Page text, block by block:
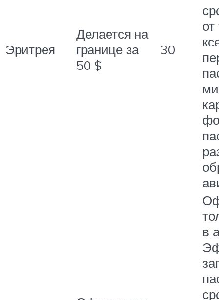
Эритрея
Делается на
границе за
50 $
30
в